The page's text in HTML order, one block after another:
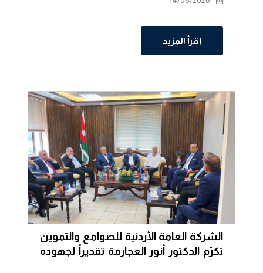
إقرأ المزيد
الشركة العامة الأردنية للصوامع والتموين
تكرّم الدكتور أنور العجارمة تقديراً لجهوده